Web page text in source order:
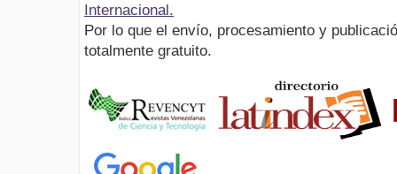
Internacional.
Por lo que el envío, procesamiento y
totalmente gratuito.